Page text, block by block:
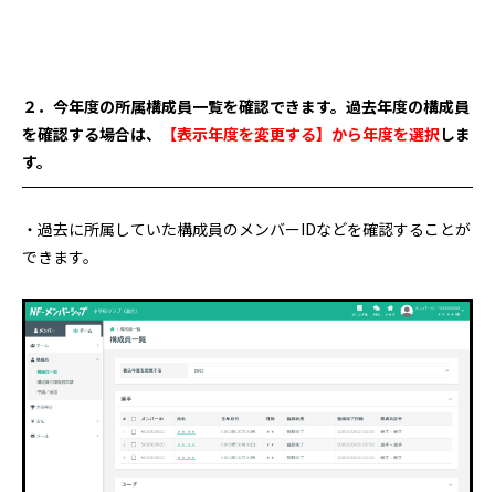
２．今年度の所属構成員一覧を確認できます。過去年度の構成員
を確認する場合は、
【表示年度を変更する】から年度を選択しま
す。
・過去に所属していた構成員のメンバーIDなどを確認することが
できます。